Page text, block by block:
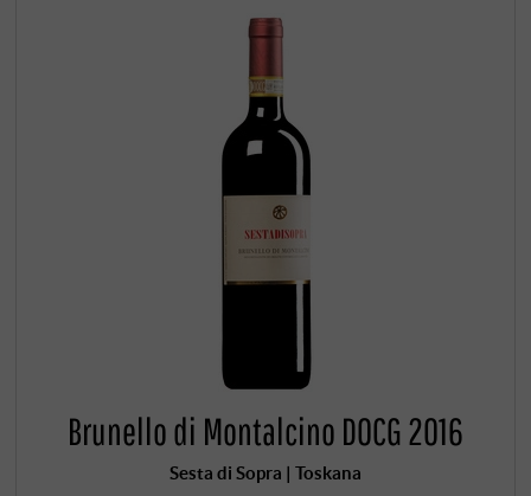
Brunello di Montalcino DOCG 2016
Sesta di Sopra | Toskana